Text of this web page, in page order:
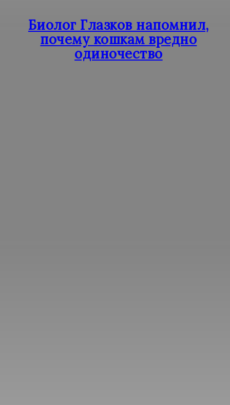
Биолог Глазков напомнил,
почему кошкам вредно
одиночество